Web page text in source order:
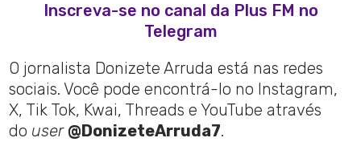
Inscreva-se no canal da Plus FM no
Telegram
O jornalista Donizete Arruda está nas redes
sociais. Você pode encontrá-lo no Instagram,
X, Tik Tok, Kwai, Threads e YouTube através
do user @DonizeteArruda7.